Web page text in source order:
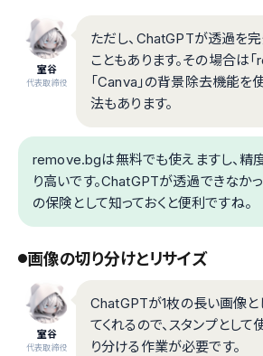
室谷
代表取締役
ただし、ChatGPTが透過を
こともあります。その場合は
「Canva」の背景除去機能を
法もあります。
remove.bgは無料でも使えますし、精
り高いです。ChatGPTが透過できなか
の保険として知っておくと便利ですね。
画像の切り分けとリサイズ
室谷
代表取締役
ChatGPTが1枚の長い画像と
てくれるので、スタンプとし
り分ける作業が必要です。